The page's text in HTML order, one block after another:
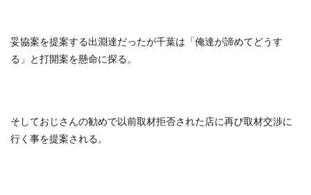
妥協案を提案する出淵達だったが千葉は「俺達が諦めてどうす
る」と打開案を懸命に探る。
そしておじさんの勧めで以前取材拒否された店に再び取材交渉に
行く事を提案される。